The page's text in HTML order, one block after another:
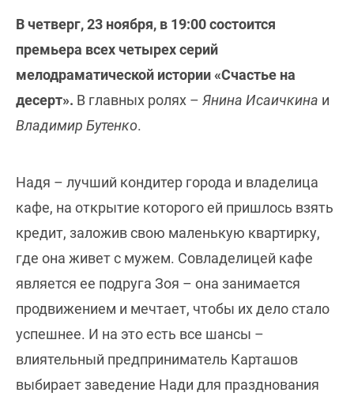
В четверг, 23 ноября, в 19:00 состоится
премьера всех четырех серий
мелодраматической истории «Счастье на
десерт». В главных ролях – Янина Исаичкина и
Владимир Бутенко.
Надя – лучший кондитер города и владелица
кафе, на открытие которого ей пришлось взять
кредит, заложив свою маленькую квартирку,
где она живет с мужем. Совладелицей кафе
является ее подруга Зоя – она занимается
продвижением и мечтает, чтобы их дело стало
успешнее. И на это есть все шансы –
влиятельный предприниматель Карташов
выбирает заведение Нади для празднования